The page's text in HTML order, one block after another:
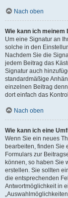
Nach oben
Wie kann ich meinem
Um eine Signatur an
solche in den
Nachdem Sie die
jedem Beitrag das
Signatur auch
standardmäßige
einzelnen Beitrag
dort einfach das
Nach oben
Wie kann ich eine
Wenn Sie ein neues
bearbeiten, finden Sie
Formulars zur
können, so haben Sie
erstellen. Sie sollten
die entsprechenden
Antwortmöglichkeit in